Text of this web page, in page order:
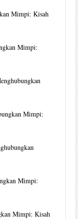
Mimpi: Kisah
Mimpi:
Mimpi:
Mimpi:
Mimpi: Kisah